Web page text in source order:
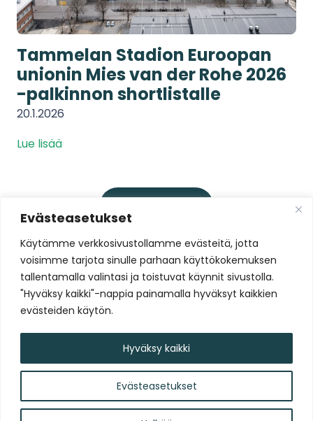
Evästeasetukset
Käytämme verkkosivustollamme evästeitä, jotta
voisimme tarjota sinulle parhaan käyttökokemuksen
tallentamalla valintasi ja toistuvat käynnit sivustolla.
"Hyväksy kaikki"-nappia painamalla hyväksyt kaikkien
evästeiden käytön.
Evästeasetukset
Hyväksy kaikki
Tammelan Stadion Euroopan
unionin Mies van der Rohe 2026
-palkinnon shortlistalle
20.1.2026
Lue lisää
Liity Tammelan Stadionin
uutiskirjelistalle
Tammelan Stadion